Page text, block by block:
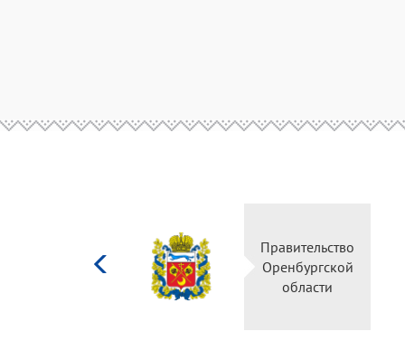
культуры
Российской
Правительство
Оренбургской
области